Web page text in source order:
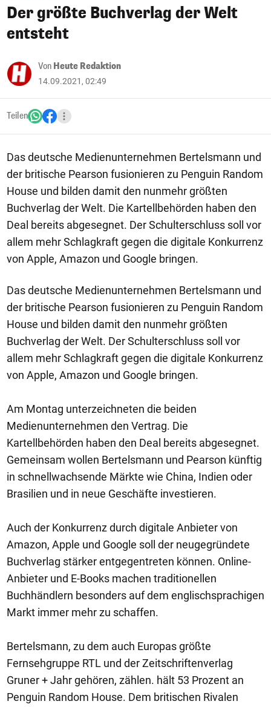
Der größte Buchverlag der Welt
entsteht
Von Heute Redaktion
14.09.2021, 02:49
Teilen
Das deutsche Medienunternehmen Bertelsmann und
der britische Pearson fusionieren zu Penguin Random
House und bilden damit den nunmehr größten
Buchverlag der Welt. Die Kartellbehörden haben den
Deal bereits abgesegnet. Der Schulterschluss soll vor
allem mehr Schlagkraft gegen die digitale Konkurrenz
von Apple, Amazon und Google bringen.
Das deutsche Medienunternehmen Bertelsmann und
der britische Pearson fusionieren zu Penguin Random
House und bilden damit den nunmehr größten
Buchverlag der Welt. Der Schulterschluss soll vor
allem mehr Schlagkraft gegen die digitale Konkurrenz
von Apple, Amazon und Google bringen.
Am Montag unterzeichneten die beiden
Medienunternehmen den Vertrag. Die
Kartellbehörden haben den Deal bereits abgesegnet.
Gemeinsam wollen Bertelsmann und Pearson künftig
in schnellwachsende Märkte wie China, Indien oder
Brasilien und in neue Geschäfte investieren.
Auch der Konkurrenz durch digitale Anbieter von
Amazon, Apple und Google soll der neugegründete
Buchverlag stärker entgegentreten können. Online-
Anbieter und E-Books machen traditionellen
Buchhändlern besonders auf dem englischsprachigen
Markt immer mehr zu schaffen.
Bertelsmann, zu dem auch Europas größte
Fernsehgruppe RTL und der Zeitschriftenverlag
Gruner + Jahr gehören, zählen. hält 53 Prozent an
Penguin Random House. Dem britischen Rivalen